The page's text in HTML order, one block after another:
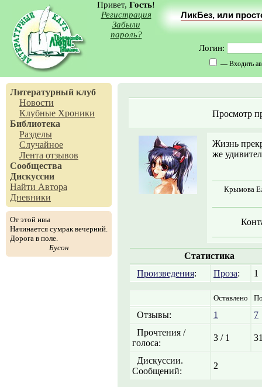
Привет, Гость!
Регистрация
Забыли
пароль?
ЛикБез, или
Логин:
— Входить
Литературный клуб
Новости
Клубные Хроники
Библиотека
Разделы
Случайное
Лента отзывов
Сообщества
Дискуссии
Найти Автора
Дневники
От этой ивы
Начинается сумрак вечерний.
Дорога в поле.
Бусон
Просмотр
Жизнь
же
Крымова
Статистика
Произведения: Проза: 1
Оставлено
Отзывы: 1
7
Прочтения /
голоса:
3 / 1
Дискуссии.
Сообщений:
2